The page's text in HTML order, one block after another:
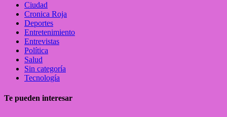
Ciudad
Cronica Roja
Deportes
Entretenimiento
Entrevistas
Política
Salud
Sin categoría
Tecnología
Te pueden interesar